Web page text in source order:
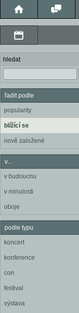
hledat
řadit podle
popularity
blížící se
nově založené
v...
v budoucnu
v minulosti
oboje
podle typu
koncert
konference
con
festival
výstava